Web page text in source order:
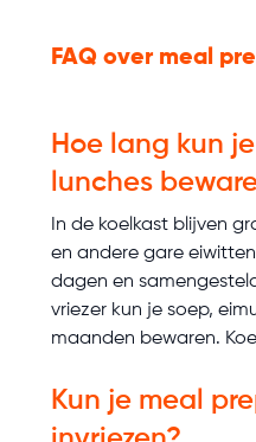
FAQ over meal
Hoe lang kun
lunches
In de koelkast blijven
en andere gare
dagen en
vriezer kun je soep,
maanden bewaren.
Kun je meal